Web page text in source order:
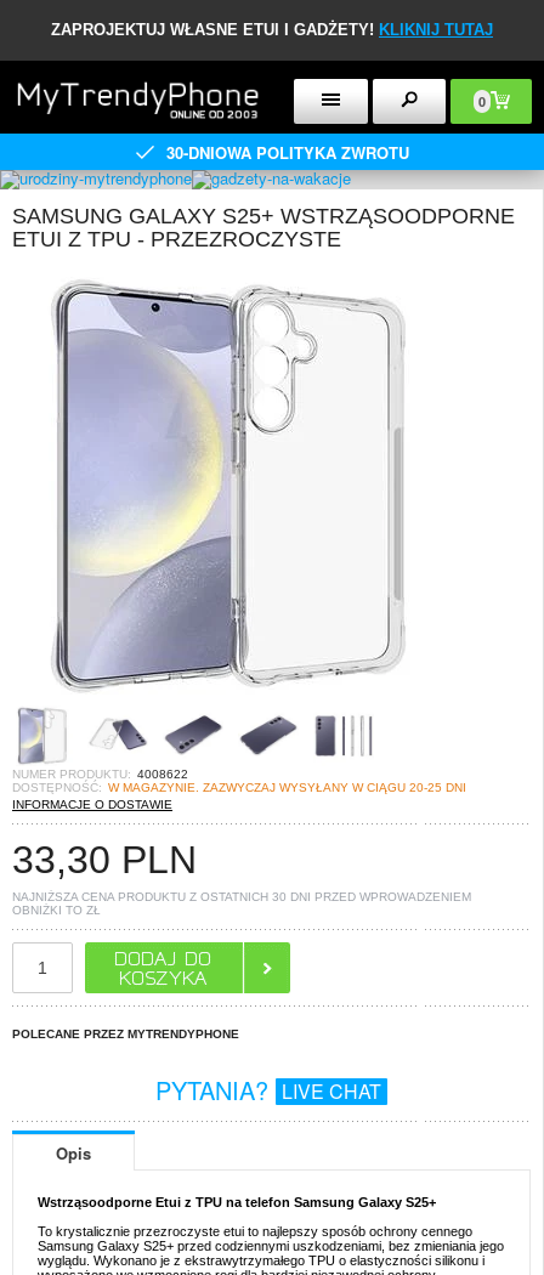
ZAPROJEKTUJ WŁASNE ETUI I GADŻETY! KLIKNIJ TUTAJ
0
30-DNIOWA POLITYKA ZWROTU
SAMSUNG GALAXY S25+ WSTRZĄSOODPORNE
ETUI Z TPU - PRZEZROCZYSTE
NUMER PRODUKTU: 4008622
DOSTĘPNOŚĆ: W MAGAZYNIE. ZAZWYCZAJ WYSYŁANY W CIĄGU 20-25 DNI
INFORMACJE O DOSTAWIE
33,30 PLN
NAJNIŻSZA CENA PRODUKTU Z OSTATNICH 30 DNI PRZED WPROWADZENIEM
OBNIŻKI TO ZŁ
POLECANE PRZEZ MYTRENDYPHONE
PYTANIA? LIVE CHAT
Opis
Wstrząsoodporne Etui z TPU na telefon Samsung Galaxy S25+
To krystalicznie przezroczyste etui to najlepszy sposób ochrony cennego
Samsung Galaxy S25+ przed codziennymi uszkodzeniami, bez zmieniania jego
wyglądu. Wykonano je z ekstrawytrzymałego TPU o elastyczności silikonu i